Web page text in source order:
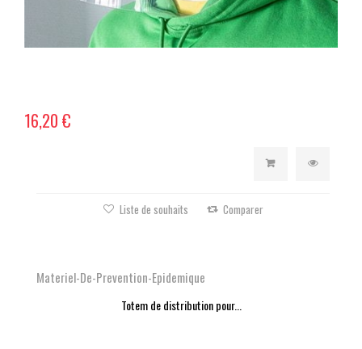
16,20 €
Liste de souhaits Comparer
Materiel-De-Prevention-Epidemique
Totem de distribution pour...